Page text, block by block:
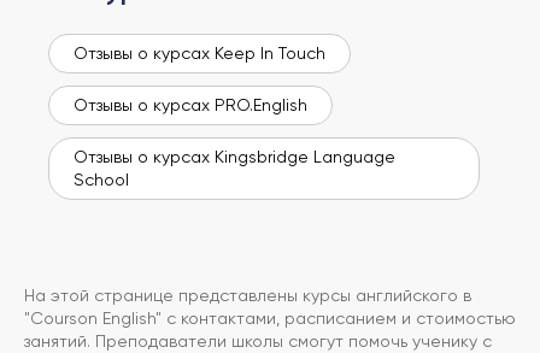
На этой странице представлены курсы английского в
"Courson English" с контактами, расписанием и стоимостью
занятий. Преподаватели школы смогут помочь ученику с
Отзывы о курсах Keep In Touch
Отзывы о курсах PRO.English
Отзывы о курсах Kingsbridge Language
School